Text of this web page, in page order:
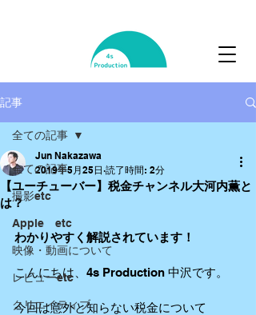
記事
全ての記事
撮影etc
Apple etc
映像・動画について
レビューetc
クリエイティブ
全ての記事
【ユーチューバー】税金チャンネル大河内薫と
は？
Jun Nakazawa
2019年5月25日 読了時間: 2分
わかりやすく解説されています！
こんにちは、4s Production 中沢です。
今回は意外と知らない税金について